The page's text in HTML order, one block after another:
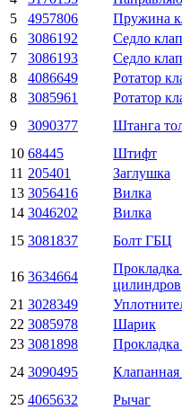
5
4957806 Пружина
6
3086192 Седло
7
3086193 Седло
8
4086649 Ротатор
8
3085961 Ротатор
9
3090377 Штанга
10 68445 Штифт
11 205401 Заглушка
13 3056416 Вилка
14 3046202 Вилка
15 3081837 Болт ГБЦ
16 3634664
Прокладка
цилиндров
21 3028349
22 3085978 Шарик
23 3081898
24 3090495
25 4065632 Рычаг